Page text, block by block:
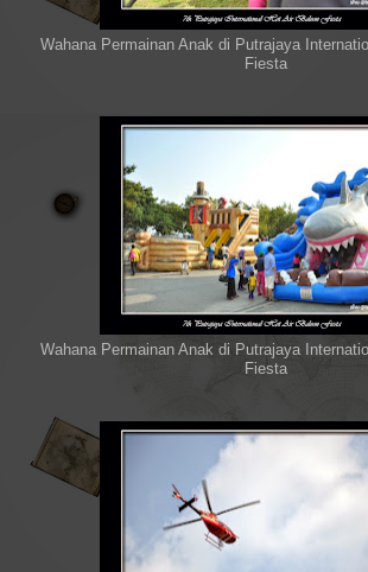
Wahana Permainan Anak di Putrajaya
Fiesta
Wahana Permainan Anak di Putrajaya
Fiesta